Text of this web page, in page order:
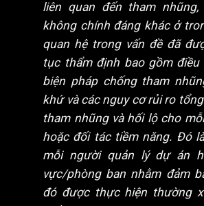
liên quan đến tham
không chính đáng khác ở
quan hệ trong vấn đề đã
tục thẩm định bao gồm
biện pháp chống tham
khứ và các nguy cơ rủi ro
tham nhũng và hối lộ cho
hoặc đối tác tiềm năng. Đó
mỗi người quản lý dự án
vực/phòng ban nhằm đảm
đó được thực hiện thường